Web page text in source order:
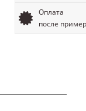
Оплата
после